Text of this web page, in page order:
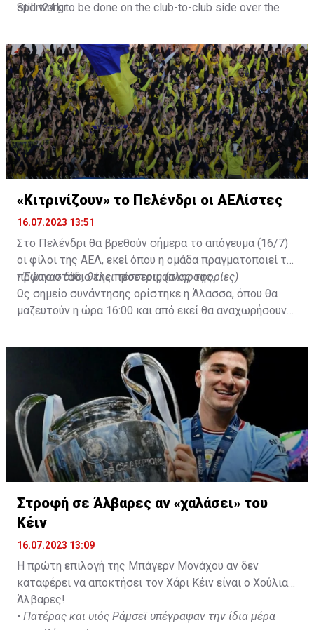
Still work to be done on the club-to-club side over the
Not a done deal yet, but Mahrez is keen on the move and
Al-Ahli hope to move fast.🇸🇦
pic.twitter.com/Z0SmniQXIP
— Ben Jacobs (@JacobsBen)July 15, 2023
sport24.gr
«Κιτρινίζουν» το Πελένδρι οι ΑΕΛίστες
16.07.2023 13:51
Στο Πελένδρι θα βρεθούν σήμερα το απόγευμα (16/7)
οι φίλοι της ΑΕΛ, εκεί όπου η ομάδα πραγματοποιεί το
πρώτο στάδιο της προετοιμασίας της.
•Έφυγαν δύο, θέλει τέσσερις (πληροφορίες)
Ως σημείο συνάντησης ορίστηκε η Άλασσα, όπου θα
μαζευτούν η ώρα 16:00 και από εκεί θα αναχωρήσουν
δώοσυν το παρών τους στην απογευματινή προπόνηση
Στροφή σε Άλβαρες αν «χαλάσει» του
Κέιν
16.07.2023 13:09
Η πρώτη επιλογή της Μπάγερν Μονάχου αν δεν
καταφέρει να αποκτήσει τον Χάρι Κέιν είναι ο Χούλιαν
Άλβαρες!
• Πατέρας και υιός Ράμσεϊ υπέγραψαν την ίδια μέρα